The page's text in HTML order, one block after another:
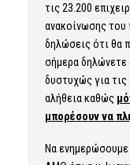
τις 23.200
ανακοίνωσης του
δηλώσεις ότι θα
σήμερα δηλώνετε
δυστυχώς για τις
αλήθεια καθώς
μπορέσουν να
Να ενημερώσουμε